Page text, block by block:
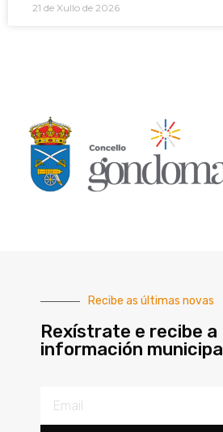
21 de Xullo de 2026
Recibe as últimas novas
Rexístrate e recibe a
información